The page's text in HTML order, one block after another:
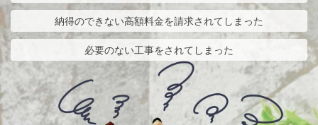
納得のできない高額料金を請求されてしまった
必要のない工事をされてしまった